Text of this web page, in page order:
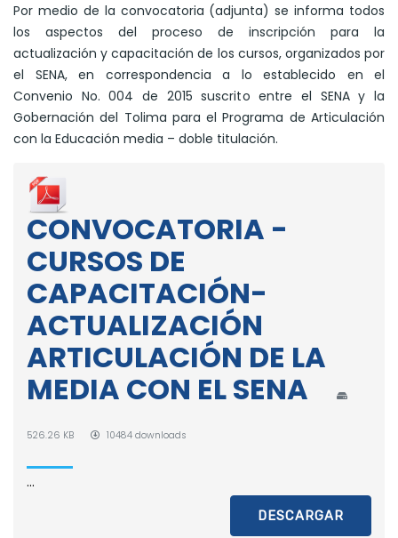
Por medio de la convocatoria (adjunta) se informa todos
los aspectos del proceso de inscripción para la
actualización y capacitación de los cursos, organizados por
el SENA, en correspondencia a lo establecido en el
Convenio No. 004 de 2015 suscrito entre el SENA y la
Gobernación del Tolima para el Programa de Articulación
con la Educación media – doble titulación.
CONVOCATORIA -
CURSOS DE
CAPACITACIÓN-
ACTUALIZACIÓN
ARTICULACIÓN DE LA
MEDIA CON EL SENA
526.26 KB 10484 downloads
...
DESCARGAR